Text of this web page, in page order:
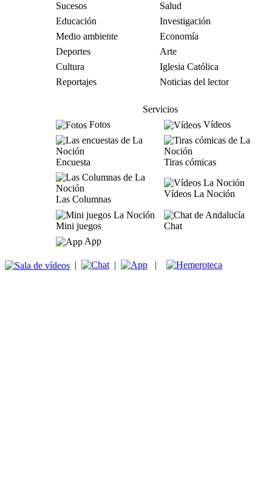
Sucesos
Salud
Educación
Investigación
Medio ambiente
Economía
Deportes
Arte
Cultura
Iglesia Católica
Reportajes
Noticias del lector
Servicios
Fotos
Vídeos
Encuesta Tiras cómicas
Las Columnas
Vídeos La Noción
Mini juegos
Chat
App
| | |